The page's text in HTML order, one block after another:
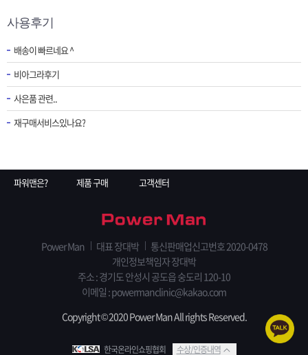
사용후기
배송이 빠르네요 ^
비아그라후기
사은품 관련..
재구매서비스있나요?
파워맨은? 제품 구매 고객센터
Power Man 대표 장대박
통신판매업신고번호 2020-0478
개인정보책임자 장대박
주소 : 경기도 안성시 공도읍 숭도리 120-10
이메일 : powermanclinic@kakao.com
Copyright © 2020 Power Man All rights Reserved.
한국온라인쇼핑협회 수상/인증내역